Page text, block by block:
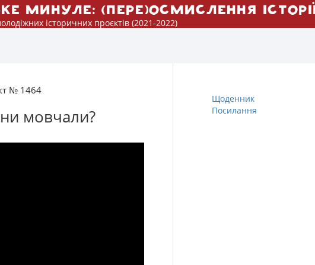
минуле: (пере)осмислення
історичних проєктів (2021-2022)
№ 1464
мовчали?
Щоденник
Посилання